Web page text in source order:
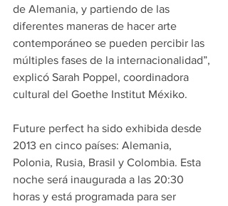
de Alemania, y partiendo de las
diferentes maneras de hacer arte
contemporáneo se pueden percibir las
múltiples fases de la internacionalidad”,
explicó Sarah Poppel, coordinadora
cultural del Goethe Institut Méxiko.
Future perfect ha sido exhibida desde
2013 en cinco países: Alemania,
Polonia, Rusia, Brasil y Colombia. Esta
noche será inaugurada a las 20:30
horas y está programada para ser